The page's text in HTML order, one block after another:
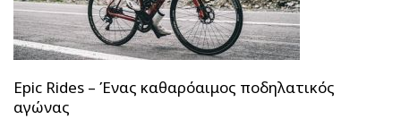
Epic Rides – Ένας καθαρόαιμος ποδηλατικός
αγώνας